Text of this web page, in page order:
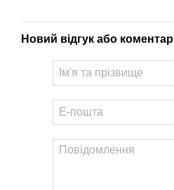
Новий відгук або коментар